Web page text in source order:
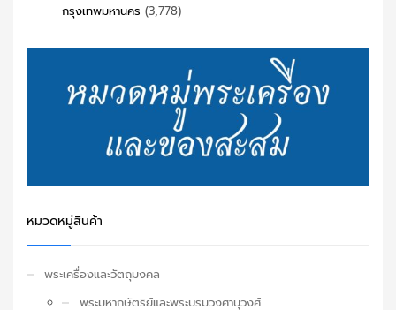
กรุงเทพมหานคร (3,778)
หมวดหมู่สินค้า
พระเครื่องและวัตถุมงคล
พระมหากษัตริย์และพระบรมวงศานุวงศ์